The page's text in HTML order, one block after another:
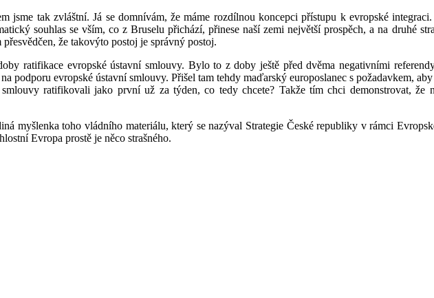
jsme tak zvláštní. Já se domnívám, že máme rozdílnou koncepci přístupu k evropské
souhlas se vším, co z Bruselu přichází, přinese naší zemi největší prospěch, a na druhé
že takovýto postoj je správný postoj.
ratifikace evropské ústavní smlouvy. Bylo to z doby ještě před dvěma negativními
podporu evropské ústavní smlouvy. Přišel tam tehdy maďarský europoslanec s požadavkem,
ratifikovali jako první už za týden, co tedy chcete? Takže tím chci demonstrovat,
myšlenka toho vládního materiálu, který se nazýval Strategie České republiky v rámci
Evropa prostě je něco strašného.